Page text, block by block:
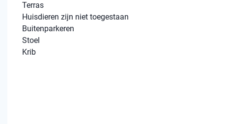
Terras
Huisdieren zijn niet toegestaan
Buitenparkeren
Stoel
Krib